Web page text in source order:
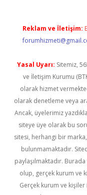
Reklam ve İletişim:
Yasal Uyarı: Sitemiz,
ve İletişim Kurumu
olarak hizmet
olarak denetleme veya
Ancak, üyelerimiz
siteye üye olarak bu
sitesi, herhangi bir
bulunmamaktadır.
paylaşılmaktadır.
olup, gerçek kurum ve
Gerçek kurum ve